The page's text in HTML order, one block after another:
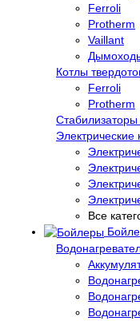
Ferroli
Protherm
Vaillant
Котлы
Ferroli
Protherm
Электрические
Все